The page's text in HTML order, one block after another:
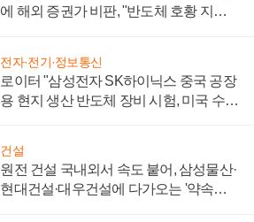
에 해외 증권가 비판, "반도체 호황 지속
전자·전기·정보통신
로이터 "삼성전자 SK하이닉스 중국 공장
용 현지 생산 반도체 장비 시험, 미국 수출
건설
원전 건설 국내외서 속도 붙어, 삼성물산·
현대건설·대우건설에 다가오는 '약속의